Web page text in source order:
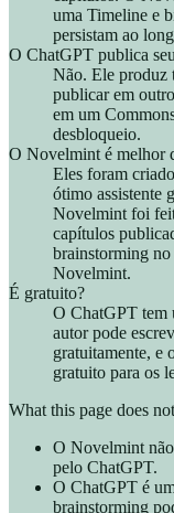
uma Timeline e
persistam ao
O ChatGPT publica
Não. Ele produz
publicar em
em um
desbloqueio.
O Novelmint é melhor
Eles foram
ótimo assistente
Novelmint foi
capítulos
brainstorming
Novelmint.
É gratuito?
O ChatGPT tem
autor pode
gratuitamente, e
gratuito para os
What this page does
O Novelmint
pelo ChatGPT.
O ChatGPT é
brainstorming